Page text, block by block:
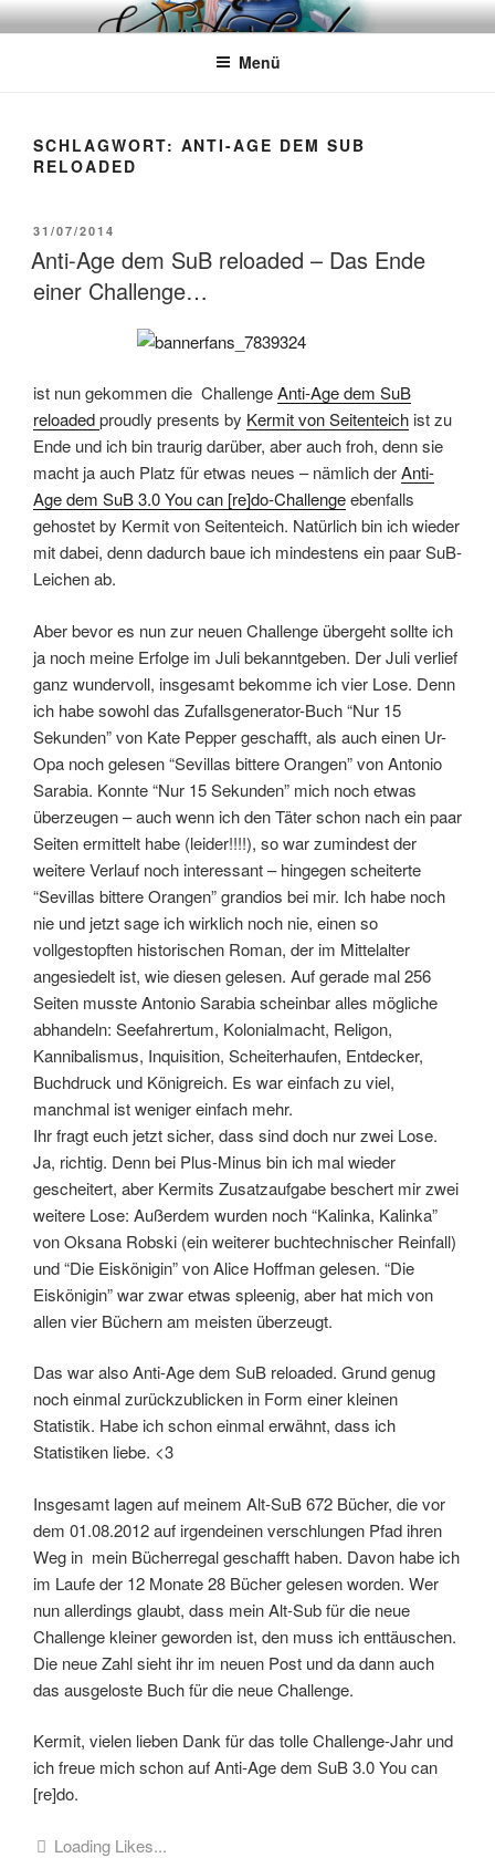
Zum
InhaltWÖRTERKATZE
Von Büchern erzählen
Menü
SCHLAGWORT: ANTI-AGE DEM SUB
RELOADED
VERÖFFENTLICHT
AM
31/07/2014
Anti-Age dem SuB reloaded – Das Ende
einer Challenge…
ist nun gekommen die ChallengeAnti-Age dem SuB
reloadedproudly presents by Kermit von Seitenteich ist zu
Ende und ich bin traurig darüber, aber auch froh, denn sie
macht ja auch Platz für etwas neues – nämlich derAnti-
Age dem SuB 3.0 You can [re]do-Challengeebenfalls
gehostet by Kermit von Seitenteich. Natürlich bin ich wieder
mit dabei, denn dadurch baue ich mindestens ein paar SuB-
Leichen ab.
Aber bevor es nun zur neuen Challenge übergeht sollte ich
ja noch meine Erfolge im Juli bekanntgeben. Der Juli verlief
ganz wundervoll, insgesamt bekomme ich vier Lose. Denn
ich habe sowohl das Zufallsgenerator-Buch “Nur 15
Sekunden” von Kate Pepper geschafft, als auch einen Ur-
Opa noch gelesen “Sevillas bittere Orangen” von Antonio
Sarabia. Konnte “Nur 15 Sekunden” mich noch etwas
überzeugen – auch wenn ich den Täter schon nach ein paar
Seiten ermittelt habe (leider!!!!), so war zumindest der
weitere Verlauf noch interessant – hingegen scheiterte
“Sevillas bittere Orangen” grandios bei mir. Ich habe noch
nie und jetzt sage ich wirklich noch nie, einen so
vollgestopften historischen Roman, der im Mittelalter
angesiedelt ist, wie diesen gelesen. Auf gerade mal 256
Seiten musste Antonio Sarabia scheinbar alles mögliche
abhandeln: Seefahrertum, Kolonialmacht, Religon,
Kannibalismus, Inquisition, Scheiterhaufen, Entdecker,
Buchdruck und Königreich. Es war einfach zu viel,
manchmal ist weniger einfach mehr.
Ihr fragt euch jetzt sicher, dass sind doch nur zwei Lose.
Ja, richtig. Denn bei Plus-Minus bin ich mal wieder
gescheitert, aber Kermits Zusatzaufgabe beschert mir zwei
weitere Lose: Außerdem wurden noch “Kalinka, Kalinka”
von Oksana Robski (ein weiterer buchtechnischer Reinfall)
und “Die Eiskönigin” von Alice Hoffman gelesen. “Die
Eiskönigin” war zwar etwas spleenig, aber hat mich von
allen vier Büchern am meisten überzeugt.
Das war also Anti-Age dem SuB reloaded. Grund genug
noch einmal zurückzublicken in Form einer kleinen
Statistik. Habe ich schon einmal erwähnt, dass ich
Statistiken liebe. <3
Insgesamt lagen auf meinem Alt-SuB 672 Bücher, die vor
dem 01.08.2012 auf irgendeinen verschlungen Pfad ihren
Weg in mein Bücherregal geschafft haben. Davon habe ich
im Laufe der 12 Monate 28 Bücher gelesen worden. Wer
nun allerdings glaubt, dass mein Alt-Sub für die neue
Challenge kleiner geworden ist, den muss ich enttäuschen.
Die neue Zahl sieht ihr im neuen Post und da dann auch
das ausgeloste Buch für die neue Challenge.
Kermit, vielen lieben Dank für das tolle Challenge-Jahr und
ich freue mich schon auf Anti-Age dem SuB 3.0 You can
[re]do.
Loading Likes...